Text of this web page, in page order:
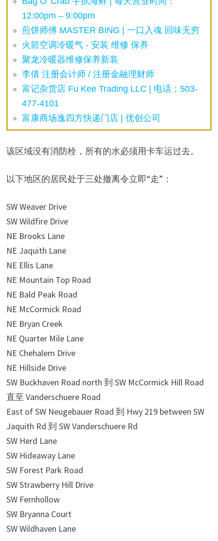
12:00pm – 9:00pm
煎饼师傅 MASTER BING | 一口入魂 回味无穷
火箭空调冷暖气 - 安装 维修 保养
聚龙冷暖器维修保养新装
李倩 注册会计师 / 注册金融理财师
富记杂货店 Fu Kee Trading LLC | 电话：503-
477-4101
富康商场逸四方快递门店 | 优创公司
该区域没有消防栓，所有的水必须用卡车运过去。
以下地区的居民处于三处撤离令立即“走”：
SW Weaver Drive
SW Wildfire Drive
NE Brooks Lane
NE Jaquith Lane
NE Ellis Lane
NE Mountain Top Road
NE Bald Peak Road
NE McCormick Road
NE Bryan Creek
NE Quarter Mile Lane
NE Chehalem Drive
NE Hillside Drive
SW Buckhaven Road north 到 SW McCormick Hill Road
直至 Vanderschuere Road
East of SW Neugebauer Road 到 Hwy 219 between SW
Jaquith Rd 到 SW Vanderschuere Rd
SW Herd Lane
SW Hideaway Lane
SW Forest Park Road
SW Strawberry Hill Drive
SW Fernhollow
SW Bryanna Court
SW Wildhaven Lane